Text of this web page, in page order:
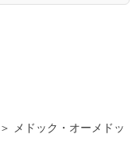
＞ メドック・オーメドッ